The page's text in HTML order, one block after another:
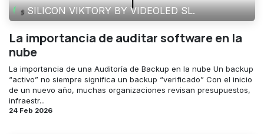
SILICON VIKTORY BY VIDEOLED SL.
La importancia de auditar software en la
nube
La importancia de una Auditoría de Backup en la nube Un backup
“activo” no siempre significa un backup “verificado” Con el inicio
de un nuevo año, muchas organizaciones revisan presupuestos,
infraestr...
24 Feb 2026